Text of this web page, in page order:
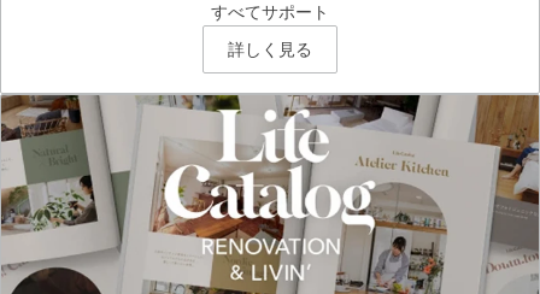
すべてサポート
詳しく見る